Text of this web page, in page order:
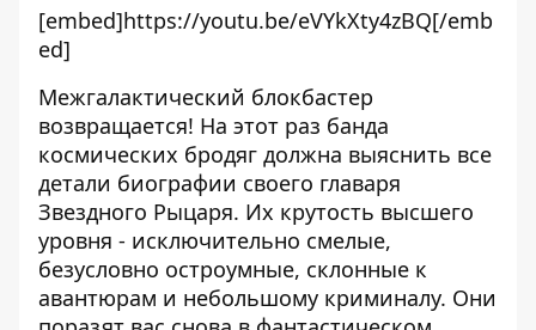
[embed]https://youtu.be/eVYkXty4zBQ[/emb
ed]
Межгалактический блокбастер
возвращается! На этот раз банда
космических бродяг должна выяснить все
детали биографии своего главаря
Звездного Рыцаря. Их крутость высшего
уровня - исключительно смелые,
безусловно остроумные, склонные к
авантюрам и небольшому криминалу. Они